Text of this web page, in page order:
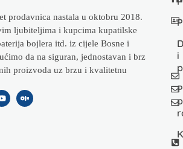
prodavnica nastala u oktobru 2018.
ljubiteljima i kupcima kupatilske
bojlera itd. iz cijele Bosne i
da na siguran, jednostavan i brz
proizvoda uz brzu i kvalitetnu
i